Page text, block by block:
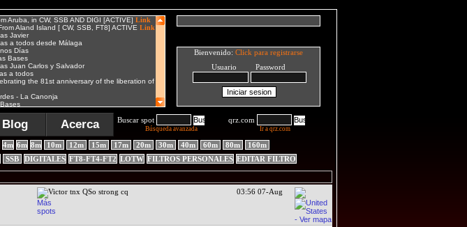
Bienvenido: Click para registrarse
Usuario Password
Blog Acerca Buscar spot
Búsqueda avanzada
qrz.com
Ir a qrz.com
4m 6m 8m 10m 12m 15m 17m 20m 30m 40m 60m 80m
160m
SSB DIGITALES FT8-FT4-FT2 LOTW FILTROS PERSONALES EDITAR FILTRO
Victor tnx QSo strong cq 03:56 07-Aug